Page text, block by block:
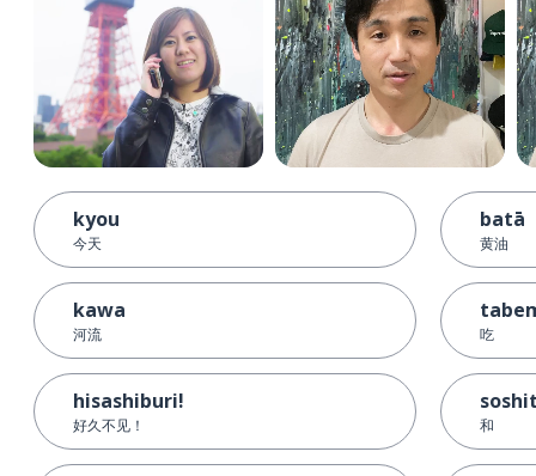
kyou
今天
kawa
河流
hisashiburi!
好久不见！
batā
黄油
吃
和